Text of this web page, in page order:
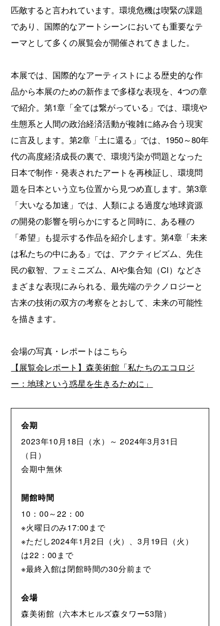
匹敵すると言われています。環境危機は喫緊の課題
であり、国際的なアートシーンにおいても重要なテ
ーマとして多くの展覧会が開催されてきました。
本展では、国際的なアーティストによる歴史的な作
品から本展のための新作まで多様な表現を、4つの章
で紹介。第1章「全ては繋がっている」では、環境や
生態系と人間の政治経済活動が複雑に絡み合う現実
に言及します。第2章「土に還る」では、1950～80年
代の高度経済成長の裏で、環境汚染が問題となった
日本で制作・発表されたアートを再検証し、環境問
題を日本という立ち位置から見つめ直します。第3章
「大いなる加速」では、人類による過度な地球資源
の開発の影響を明らかにすると同時に、ある種の
「希望」も提示する作品を紹介します。第4章「未来
は私たちの中にある」では、アクティビズム、先住
民の叡智、フェミニズム、AIや集合知（CI）などさ
まざまな表現にみられる、最先端のテクノロジーと
古来の技術の双方の考察をとおして、未来の可能性
を描きます。
会場の写真・レポートはこちら
【展覧会レポート】森美術館「私たちのエコロジ
ー：地球という惑星を生きるために」
会期
2023年10月18日（水）～ 2024年3月31日
（日）
会期中無休
開館時間
10：00～22：00
※火曜日のみ17:00まで
※ただし2024年1月2日（火）、3月19日（火）
は22：00まで
※最終入館は閉館時間の30分前まで
会場
森美術館（六本木ヒルズ森タワー53階）